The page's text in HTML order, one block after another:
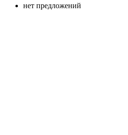
нет предложений